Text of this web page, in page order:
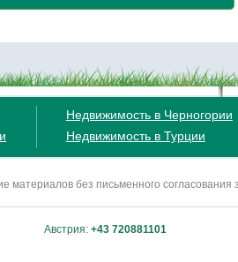
Недвижимость в Черногории
Недвижимость в Турции
без письменного согласования
Австрия: +43 720881101